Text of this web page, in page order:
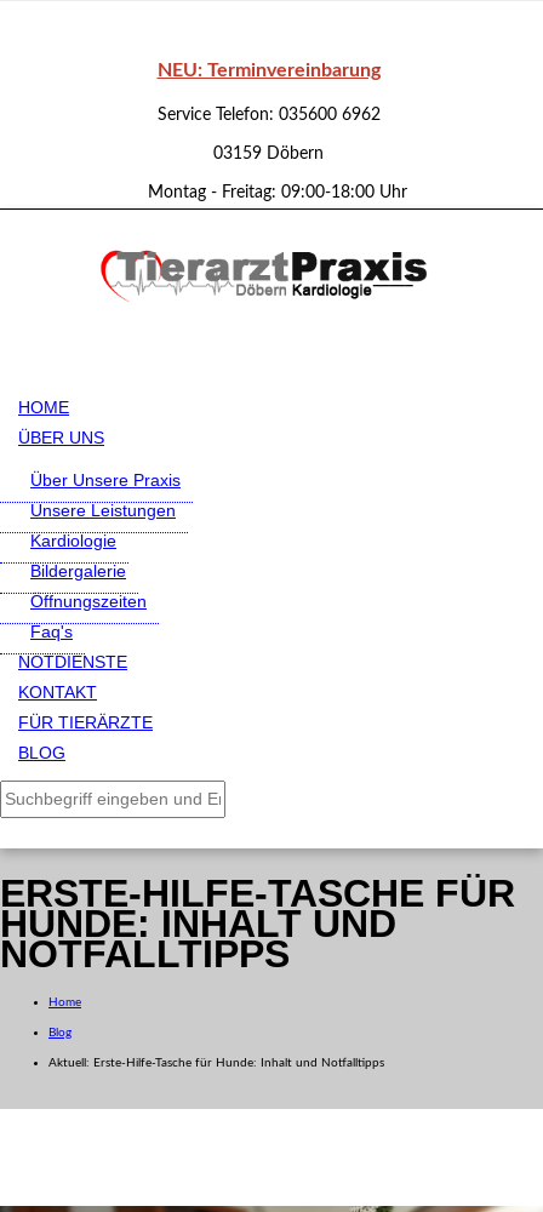
NEU: Terminvereinbarung
Service Telefon: 035600 6962
03159 Döbern
Montag - Freitag: 09:00-18:00 Uhr
HOME
ÜBER UNS
Über Unsere Praxis
Unsere Leistungen
Kardiologie
Bildergalerie
Öffnungszeiten
Faq's
NOTDIENSTE
KONTAKT
FÜR TIERÄRZTE
BLOG
ERSTE-HILFE-TASCHE FÜR
HUNDE: INHALT UND
NOTFALLTIPPS
Home
Blog
Aktuell: Erste-Hilfe-Tasche für Hunde: Inhalt und Notfalltipps